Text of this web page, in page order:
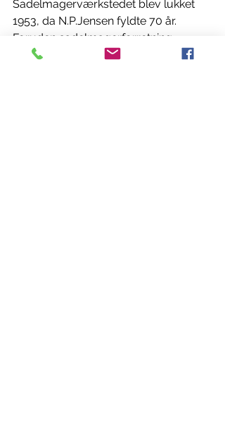
Sadelmagerværkstedet blev lukket
1953, da N.P.Jensen fyldte 70 år.
Foruden sadelmagerforretning
etablerede og bestyrede Anna og